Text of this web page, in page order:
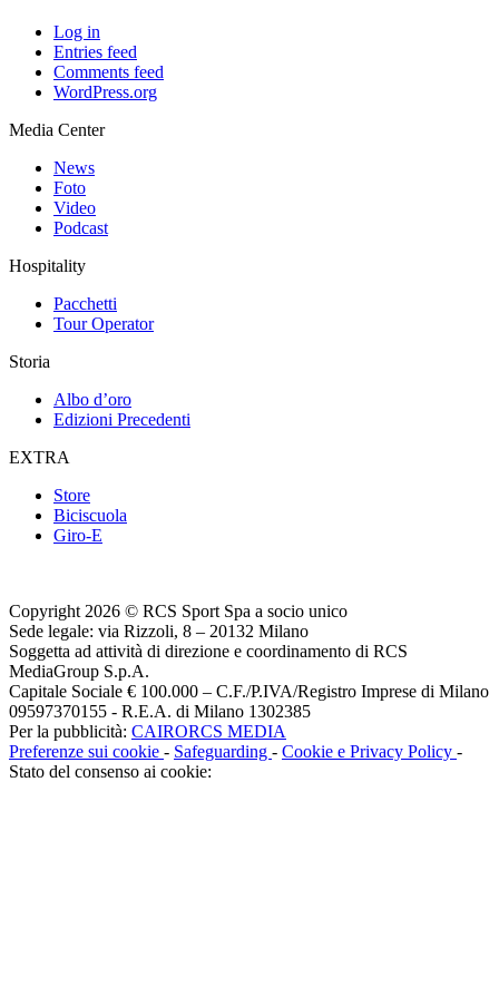
Log in
Entries feed
Comments feed
WordPress.org
Media Center
News
Foto
Video
Podcast
Hospitality
Pacchetti
Tour Operator
Storia
Albo d’oro
Edizioni Precedenti
EXTRA
Store
Biciscuola
Giro-E
Copyright 2026 © RCS Sport Spa a socio unico
Sede legale: via Rizzoli, 8 – 20132 Milano
Soggetta ad attività di direzione e coordinamento di RCS
MediaGroup S.p.A.
Capitale Sociale € 100.000 – C.F./P.IVA/Registro Imprese di Milano
09597370155 - R.E.A. di Milano 1302385
Per la pubblicità: CAIRORCS MEDIA
Preferenze sui cookie - Safeguarding - Cookie e Privacy Policy -
Stato del consenso ai cookie: